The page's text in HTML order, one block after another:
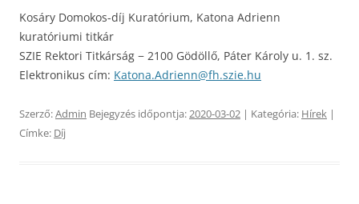
Kosáry Domokos-díj Kuratórium, Katona Adrienn
kuratóriumi titkár
SZIE Rektori Titkárság − 2100 Gödöllő, Páter Károly u. 1. sz.
Elektronikus cím: Katona.Adrienn@fh.szie.hu
Szerző:Admin Bejegyzés időpontja:2020-03-02 | Kategória: Hírek |
Címke: Díj